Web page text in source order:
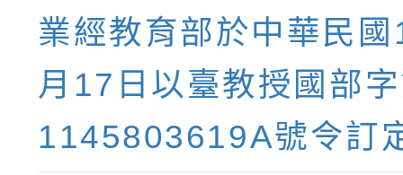
業經教育部於中華民
月17日以臺教授國部
1145803619A號令訂